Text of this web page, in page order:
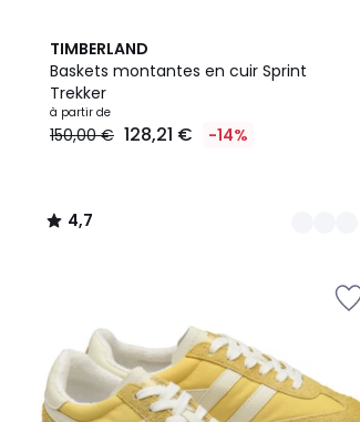
TIMBERLAND
Baskets montantes en cuir Sprint
Trekker
Prix
à
€
14%
de
réduction
à partir de
150,00 € 128,21 € -14%
4,7
/ 5
4
Couleurs
4,7
/